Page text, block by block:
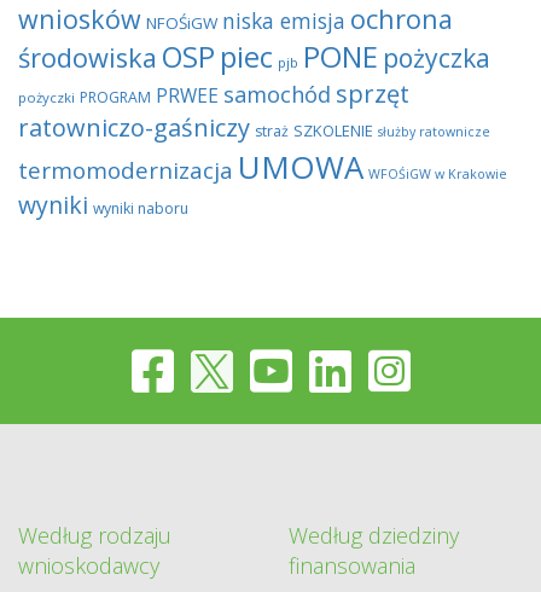
wniosków NFOŚiGW niska emisja ochrona
środowiska OSP piec pjb PONE pożyczka
pożyczki PROGRAM PRWEE samochód sprzęt
ratowniczo-gaśniczy straż SZKOLENIE służby ratownicze
termomodernizacja UMOWA WFOŚiGW w Krakowie
wyniki wyniki naboru
Według rodzaju
wnioskodawcy
Według dziedziny
finansowania